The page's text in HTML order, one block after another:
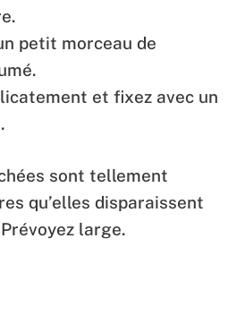
petit morceau de
et fixez avec un
sont tellement
qu’elles disparaissent
large.